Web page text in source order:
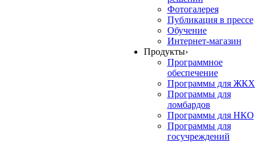
Фотогалерея
Публикация в прессе
Обучение
Интернет-магазин
Продукты›
Программное
обеспечение
Программы для ЖКХ
Программы для
ломбардов
Программы для НКО
Программы для
госучреждений